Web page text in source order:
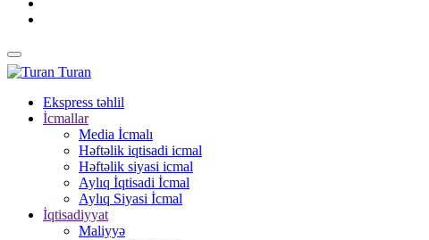
Turan
Ekspress təhlil
İcmallar
Media İcmalı
Həftəlik iqtisadi icmal
Həftəlik siyasi icmal
Aylıq İqtisadi İcmal
Aylıq Siyasi İcmal
İqtisadiyyat
Maliyyə